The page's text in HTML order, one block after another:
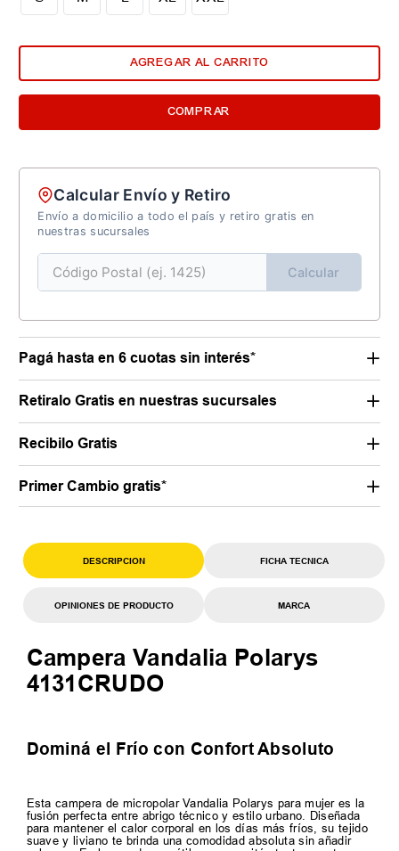
AGREGAR AL CARRITO
COMPRAR
Calcular Envío y Retiro
Envío a domicilio a todo el país y retiro gratis en
nuestras sucursales
Calcular
Pagá hasta en 6 cuotas sin interés*
Retiralo Gratis en nuestras sucursales
Recibilo Gratis
Primer Cambio gratis*
DESCRIPCION FICHA TECNICA
OPINIONES DE PRODUCTO MARCA
Campera Vandalia Polarys
4131CRUDO
Dominá el Frío con Confort Absoluto
Esta campera de micropolar Vandalia Polarys para mujer es la
fusión perfecta entre abrigo técnico y estilo urbano. Diseñada
para mantener el calor corporal en los días más fríos, su tejido
suave y liviano te brinda una comodidad absoluta sin añadir